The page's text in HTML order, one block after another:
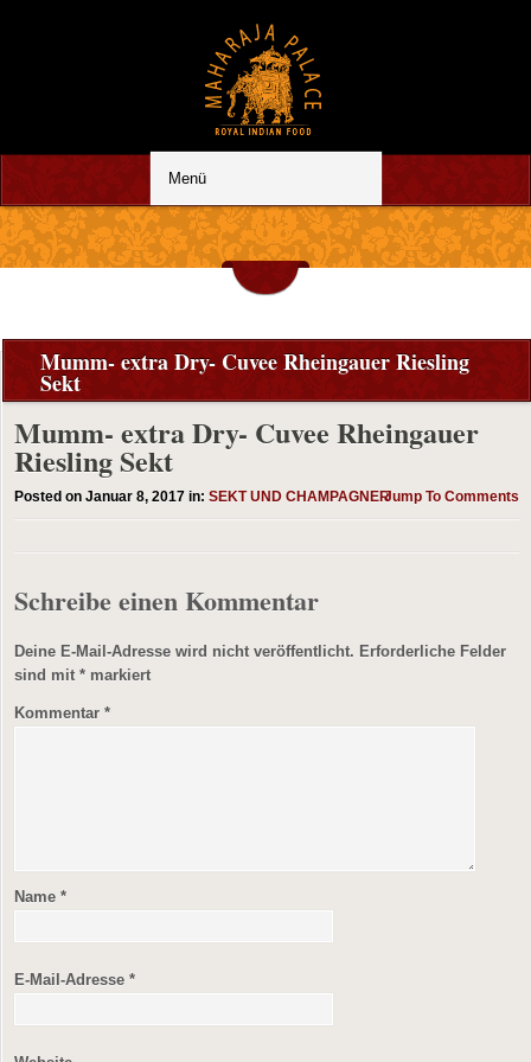
Mumm- extra Dry- Cuvee Rheingauer Riesling
Sekt
Mumm- extra Dry- Cuvee Rheingauer
Riesling Sekt
Posted on Januar 8, 2017 in: SEKT UND CHAMPAGNERJump To Comments
Schreibe einen Kommentar
Deine E-Mail-Adresse wird nicht veröffentlicht. Erforderliche Felder
sind mit * markiert
Kommentar *
Name *
E-Mail-Adresse *